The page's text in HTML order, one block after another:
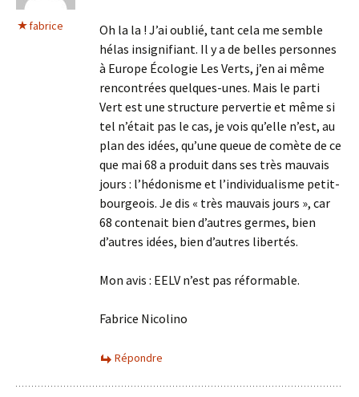
fabrice
Oh la la ! J’ai oublié, tant cela me semble
hélas insignifiant. Il y a de belles personnes
à Europe Écologie Les Verts, j’en ai même
rencontrées quelques-unes. Mais le parti
Vert est une structure pervertie et même si
tel n’était pas le cas, je vois qu’elle n’est, au
plan des idées, qu’une queue de comète de ce
que mai 68 a produit dans ses très mauvais
jours : l’hédonisme et l’individualisme petit-
bourgeois. Je dis « très mauvais jours », car
68 contenait bien d’autres germes, bien
d’autres idées, bien d’autres libertés.
Mon avis : EELV n’est pas réformable.
Fabrice Nicolino
Répondre